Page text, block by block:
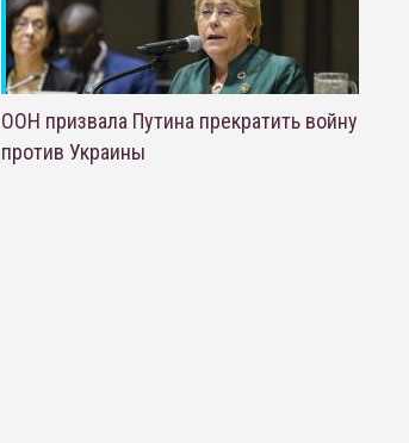
ООН призвала Путина прекратить войну
против Украины